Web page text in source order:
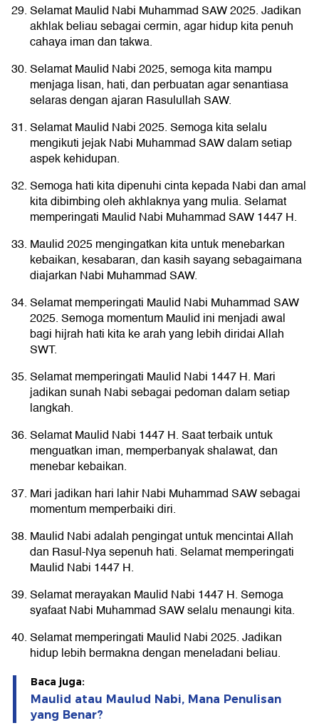
Selamat Maulid Nabi Muhammad SAW 2025. Jadikan
akhlak beliau sebagai cermin, agar hidup kita penuh
cahaya iman dan takwa.
Selamat Maulid Nabi 2025, semoga kita mampu
menjaga lisan, hati, dan perbuatan agar senantiasa
selaras dengan ajaran Rasulullah SAW.
Selamat Maulid Nabi 2025. Semoga kita selalu
mengikuti jejak Nabi Muhammad SAW dalam setiap
aspek kehidupan.
Semoga hati kita dipenuhi cinta kepada Nabi dan amal
kita dibimbing oleh akhlaknya yang mulia. Selamat
memperingati Maulid Nabi Muhammad SAW 1447 H.
Maulid 2025 mengingatkan kita untuk menebarkan
kebaikan, kesabaran, dan kasih sayang sebagaimana
diajarkan Nabi Muhammad SAW.
Selamat memperingati Maulid Nabi Muhammad SAW
2025. Semoga momentum Maulid ini menjadi awal
bagi hijrah hati kita ke arah yang lebih diridai Allah
SWT.
Selamat memperingati Maulid Nabi 1447 H. Mari
jadikan sunah Nabi sebagai pedoman dalam setiap
langkah.
Selamat Maulid Nabi 1447 H. Saat terbaik untuk
menguatkan iman, memperbanyak shalawat, dan
menebar kebaikan.
Mari jadikan hari lahir Nabi Muhammad SAW sebagai
momentum memperbaiki diri.
Maulid Nabi adalah pengingat untuk mencintai Allah
dan Rasul-Nya sepenuh hati. Selamat memperingati
Maulid Nabi 1447 H.
Selamat merayakan Maulid Nabi 1447 H. Semoga
syafaat Nabi Muhammad SAW selalu menaungi kita.
Selamat memperingati Maulid Nabi 2025. Jadikan
hidup lebih bermakna dengan meneladani beliau.
Baca juga:
Maulid atau Maulud Nabi, Mana Penulisan
yang Benar?